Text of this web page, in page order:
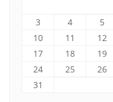
3
4 5
10
11 12
17
18 19
24
25 26
31